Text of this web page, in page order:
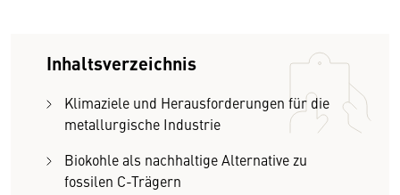
Inhaltsverzeichnis
Klimaziele und Herausforderungen für die
metallurgische Industrie
Biokohle als nachhaltige Alternative zu
fossilen C-Trägern